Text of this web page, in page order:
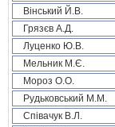
Вінський Й.В.
Грязєв А.Д.
Луценко Ю.В.
Мельник М.Є.
Мороз О.О.
Рудьковський М.М.
Співачук В.Л.